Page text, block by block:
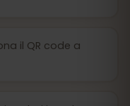
il QR code a